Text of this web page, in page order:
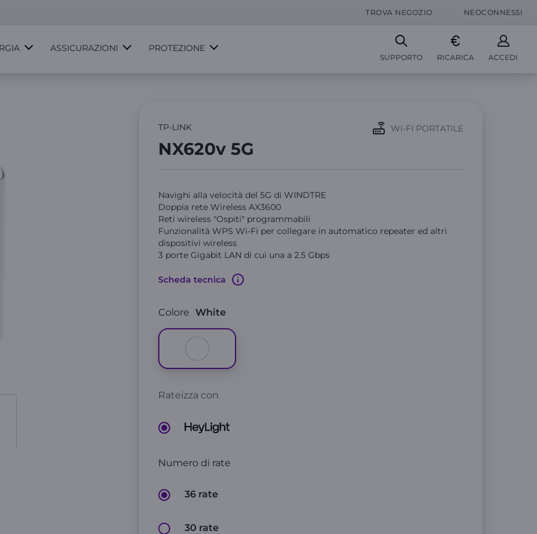
TROVA NEGOZIO NEOCONNESSI
ASSICURAZIONI PROTEZIONE
SUPPORTO RICARICA ACCEDI
TP-LINK
NX620v 5G
WI-FI PORTATILE
Navighi alla velocità del 5G di WINDTRE
Doppia rete Wireless AX3600
Reti wireless "Ospiti" programmabili
Funzionalità WPS Wi-Fi per collegare in automatico repeater ed altri
dispositivi wireless
3 porte Gigabit LAN di cui una a 2.5 Gbps
Scheda tecnica
Colore White
Rateizza con
Numero di rate
36 rate
30 rate